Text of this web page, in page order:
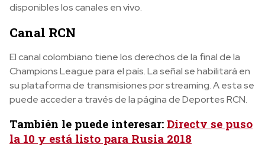
disponibles los canales en vivo.
Canal RCN
El canal colombiano tiene los derechos de la final de la
Champions League para el país. La señal se habilitará en
su plataforma de transmisiones por streaming. A esta se
puede acceder a través de la página de Deportes RCN.
También le puede interesar: Directv se puso
la 10 y está listo para Rusia 2018